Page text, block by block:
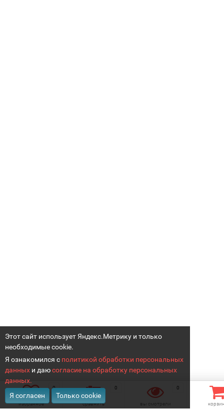
Этот сайт использует Яндекс.Метрику и только
необходимые cookie.
Я ознакомился с политикой обработки персональных
данных и даюсогласие на обработку персональных
данных.
Я согласен
Только cookie
0
избранное
0
сравнить
0
вы смотрели